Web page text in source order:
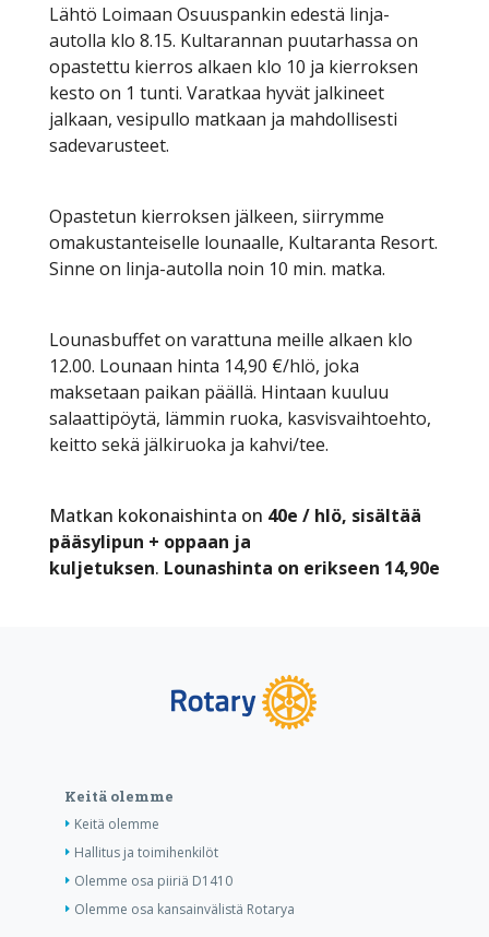
Lähtö Loimaan Osuuspankin edestä linja-
autolla klo 8.15. Kultarannan puutarhassa on
opastettu kierros alkaen klo 10 ja kierroksen
kesto on 1 tunti. Varatkaa hyvät jalkineet
jalkaan, vesipullo matkaan ja mahdollisesti
sadevarusteet.
Opastetun kierroksen jälkeen, siirrymme
omakustanteiselle lounaalle, Kultaranta Resort.
Sinne on linja-autolla noin 10 min. matka.
Lounasbuffet on varattuna meille alkaen klo
12.00. Lounaan hinta 14,90 €/hlö, joka
maksetaan paikan päällä. Hintaan kuuluu
salaattipöytä, lämmin ruoka, kasvisvaihtoehto,
keitto sekä jälkiruoka ja kahvi/tee.
Matkan kokonaishinta on 40e / hlö, sisältää
pääsylipun + oppaan ja
kuljetuksen. Lounashinta on erikseen 14,90e
Keitä olemme
Keitä olemme
Hallitus ja toimihenkilöt
Olemme osa piiriä D1410
Olemme osa kansainvälistä Rotarya